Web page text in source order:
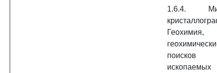
1.6.4.
Геохимия,
поисков
ископаемых